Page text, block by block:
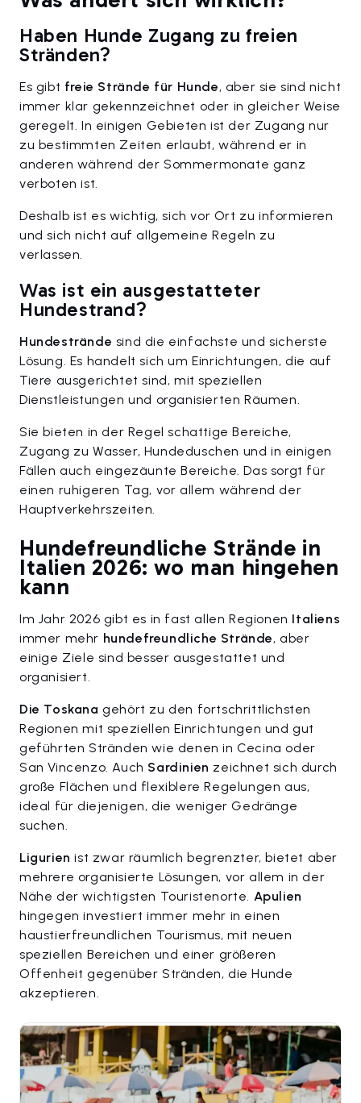
Haben Hunde Zugang zu freien
Stränden?
Es gibt freie Strände für Hunde, aber sie sind nicht
immer klar gekennzeichnet oder in gleicher Weise
geregelt. In einigen Gebieten ist der Zugang nur
zu bestimmten Zeiten erlaubt, während er in
anderen während der Sommermonate ganz
verboten ist.
Deshalb ist es wichtig, sich vor Ort zu informieren
und sich nicht auf allgemeine Regeln zu
verlassen.
Was ist ein ausgestatteter
Hundestrand?
Hundestrände sind die einfachste und sicherste
Lösung. Es handelt sich um Einrichtungen, die auf
Tiere ausgerichtet sind, mit speziellen
Dienstleistungen und organisierten Räumen.
Sie bieten in der Regel schattige Bereiche,
Zugang zu Wasser, Hundeduschen und in einigen
Fällen auch eingezäunte Bereiche. Das sorgt für
einen ruhigeren Tag, vor allem während der
Hauptverkehrszeiten.
Hundefreundliche Strände in
Italien 2026: wo man hingehen
kann
Im Jahr 2026 gibt es in fast allen Regionen Italiens
immer mehr hundefreundliche Strände, aber
einige Ziele sind besser ausgestattet und
organisiert.
Die Toskana gehört zu den fortschrittlichsten
Regionen mit speziellen Einrichtungen und gut
geführten Stränden wie denen in Cecina oder
San Vincenzo. Auch Sardinien zeichnet sich durch
große Flächen und flexiblere Regelungen aus,
ideal für diejenigen, die weniger Gedränge
suchen.
Ligurien ist zwar räumlich begrenzter, bietet aber
mehrere organisierte Lösungen, vor allem in der
Nähe der wichtigsten Touristenorte. Apulien
hingegen investiert immer mehr in einen
haustierfreundlichen Tourismus, mit neuen
speziellen Bereichen und einer größeren
Offenheit gegenüber Stränden, die Hunde
akzeptieren.